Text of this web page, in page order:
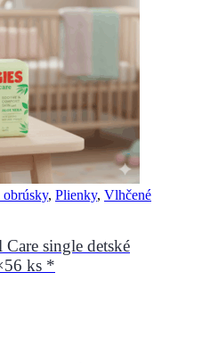
obrúsky, Plienky, Vlhčené
single detské
ks *